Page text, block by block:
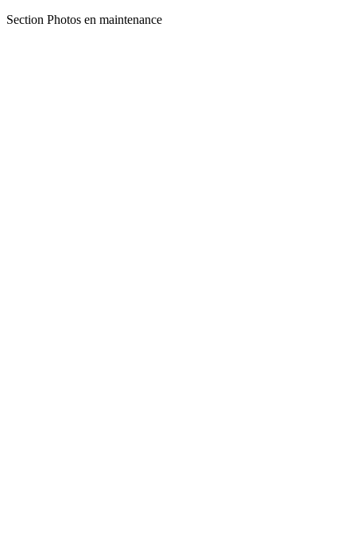
Section Photos en maintenance